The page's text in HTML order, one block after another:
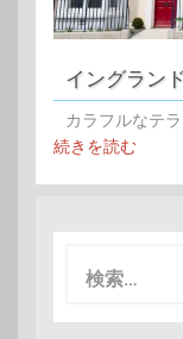
イングラン
カラフルなテ
続きを読む